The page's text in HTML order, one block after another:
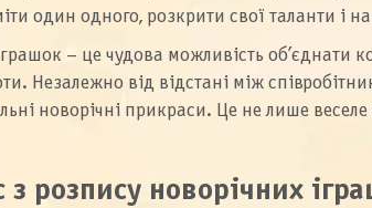
один одного, розкрити свої таланти і
– це чудова можливість об’єднати
Незалежно від відстані між
новорічні прикраси. Це не лише
розпису новорічних